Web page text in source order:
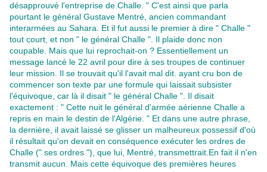
désapprouvé l'entreprise de Challe. " C'est ainsi que parla
pourtant le général Gustave Mentré, ancien commandant
interarmées au Sahara. Et il fut aussi le premier à dire " Challe "
tout court, et non " le général Challe ". Il plaide donc non
coupable. Mais que lui reprochait-on ? Essentiellement un
message lancé le 22 avril pour dire à ses troupes de continuer
leur mission. Il se trouvait qu'il l'avait mal dit. ayant cru bon de
commencer son texte par une formule qui laissait subsister
l'équivoque, car là il disait " le général Challe ". Il disait
exactement : " Cette nuit le général d'armée aérienne Challe a
repris en main le destin de l'Algérie. " Et dans une autre phrase,
la dernière, il avait laissé se glisser un malheureux possessif d'où
il résultait qu'on devait en conséquence exécuter les ordres de
Challe (" ses ordres "), que lui, Mentré, transmettrait.En fait il n'en
transmit aucun. Mais cette équivoque des premières heures